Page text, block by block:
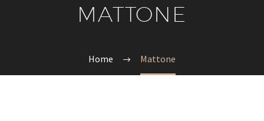
MATTONE
Home Mattone